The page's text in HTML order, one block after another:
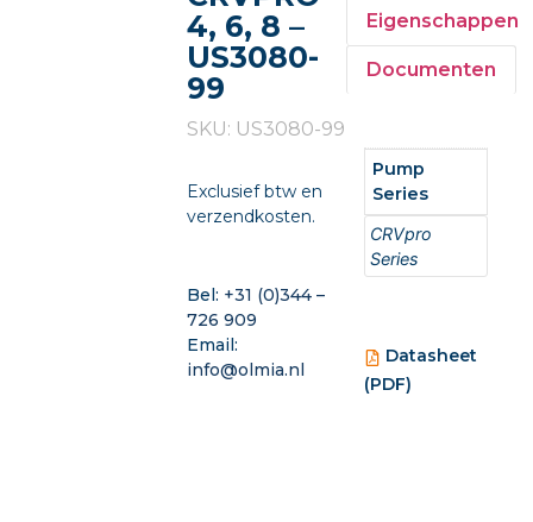
4, 6, 8 –
US3080-
99
SKU: US3080-99
Exclusief btw en
verzendkosten.
Bel: +31 (0)344 –
726 909
Email:
info@olmia.nl
Eigenschappen
Documenten
Pump
Series
CRVpro
Series
Datasheet
(PDF)